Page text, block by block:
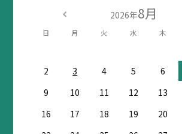
2026年8月
日 月 火 水 木
2
3 4 5 6
9
10 11 12 13
16
17 18 19 20